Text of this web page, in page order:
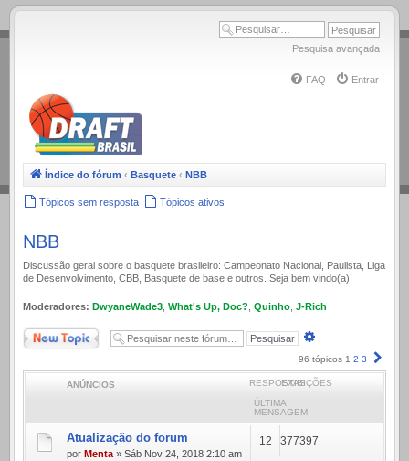
.
Pesquisa avançada
FAQ Entrar
Índice do fórum ‹ Basquete ‹ NBB
Tópicos sem resposta Tópicos ativos
NBB
Discussão geral sobre o basquete brasileiro: Campeonato Nacional, Paulista, Liga
de Desenvolvimento, CBB, Basquete de base e outros. Seja bem vindo(a)!
Moderadores: DwyaneWade3 What's Up, Doc? Quinho J-Rich
Novo Tópico
96 tópicos 1 2 3
ANÚNCIOS RESPOSTASEXIBIÇÕES
ÚLTIMA
MENSAGEM
Atualização do forum
por Menta » Sáb Nov 24, 2018 2:10 am
12 377397